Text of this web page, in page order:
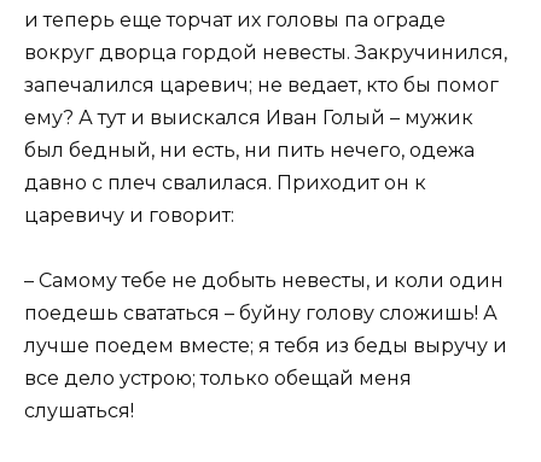
и теперь еще торчат их головы па ограде
вокруг дворца гордой невесты. Закручинился,
запечалился царевич; не ведает, кто бы помог
ему? А тут и выискался Иван Голый – мужик
был бедный, ни есть, ни пить нечего, одежа
давно с плеч свалилася. Приходит он к
царевичу и говорит:
– Самому тебе не добыть невесты, и коли один
поедешь свататься – буйну голову сложишь! А
лучше поедем вместе; я тебя из беды выручу и
все дело устрою; только обещай меня
слушаться!